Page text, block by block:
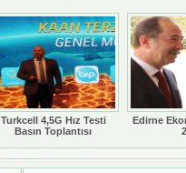
Turkcell 4,5G Hız Testi
Basın Toplantısı
Edirne